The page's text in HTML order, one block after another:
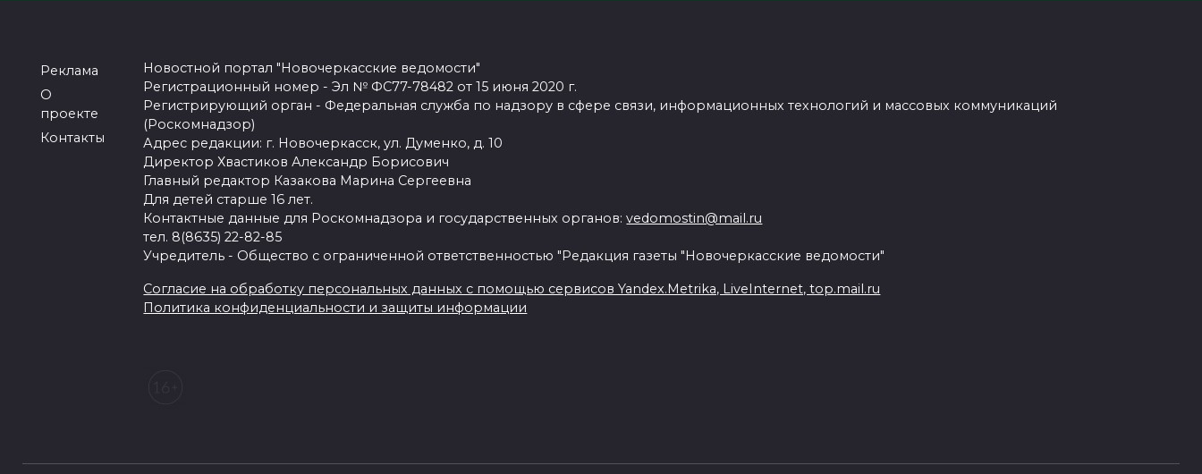
Реклама
О
проекте
Контакты
Новостной портал "Новочеркасские ведомости"
Регистрационный номер - Эл № ФС77-78482 от 15 июня 2020 г.
Регистрирующий орган - Федеральная служба по надзору в сфере связи, информационных технологий и массовых коммуникаций
(Роскомнадзор)
Адрес редакции: г. Новочеркасск, ул. Думенко, д. 10
Директор Хвастиков Александр Борисович
Главный редактор Казакова Марина Сергеевна
Для детей старше 16 лет.
Контактные данные для Роскомнадзора и государственных органов:vedomostin@mail.ru
тел. 8(8635) 22-82-85
Учредитель - Общество с ограниченной ответственностью "Редакция газеты "Новочеркасские ведомости"
Согласие на обработку персональных данных с помощью сервисов Yandex.Metrika, LiveInternet, top.mail.ru
Политика конфиденциальности и защиты информации